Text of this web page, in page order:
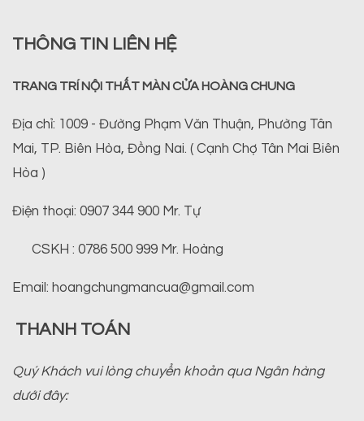
THÔNG TIN LIÊN HỆ
TRANG TRÍ NỘI THẤT MÀN CỬA HOÀNG CHUNG
Địa chỉ: 1009 - Đường Phạm Văn Thuận, Phường Tân
Mai, TP. Biên Hòa, Đồng Nai. ( Cạnh Chợ Tân Mai Biên
Hòa )
Điện thoại: 0907 344 900 Mr. Tự
CSKH : 0786 500 999 Mr. Hoàng
Email: hoangchungmancua@gmail.com
THANH TOÁN
Quý Khách vui lòng chuyển khoản qua Ngân hàng
dưới đây: